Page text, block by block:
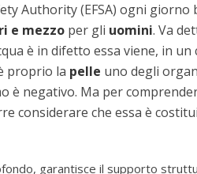
Authority (EFSA) ogni
e mezzo per gli uomini. Va
è in difetto essa viene, in
proprio la pelle uno degli
è negativo. Ma per
considerare che essa è
garantisce il supporto